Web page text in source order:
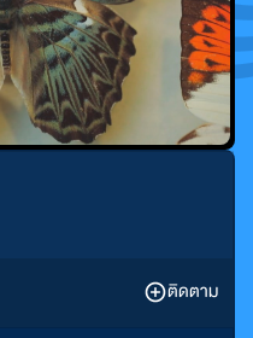
ติดตาม